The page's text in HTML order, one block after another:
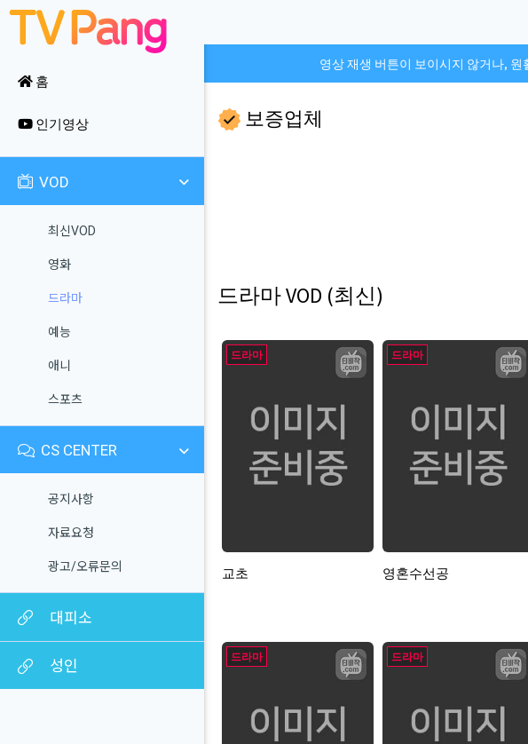
홈
인기영상
VOD
최신VOD
영화
드라마
예능
애니
스포츠
CS CENTER
공지사항
자료요청
광고/오류문의
대피소
성인
영상 재생 버튼이 보이시지 않거나,
보증업체
드라마 VOD (최신)
드라마
교초
드라마
영혼수선공
드라마 드라마